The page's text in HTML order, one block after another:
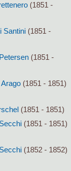
(1851 -
Santini (1851 -
(1851 -
(1851 - 1851)
(1851 - 1851)
(1851 - 1851)
(1852 - 1852)